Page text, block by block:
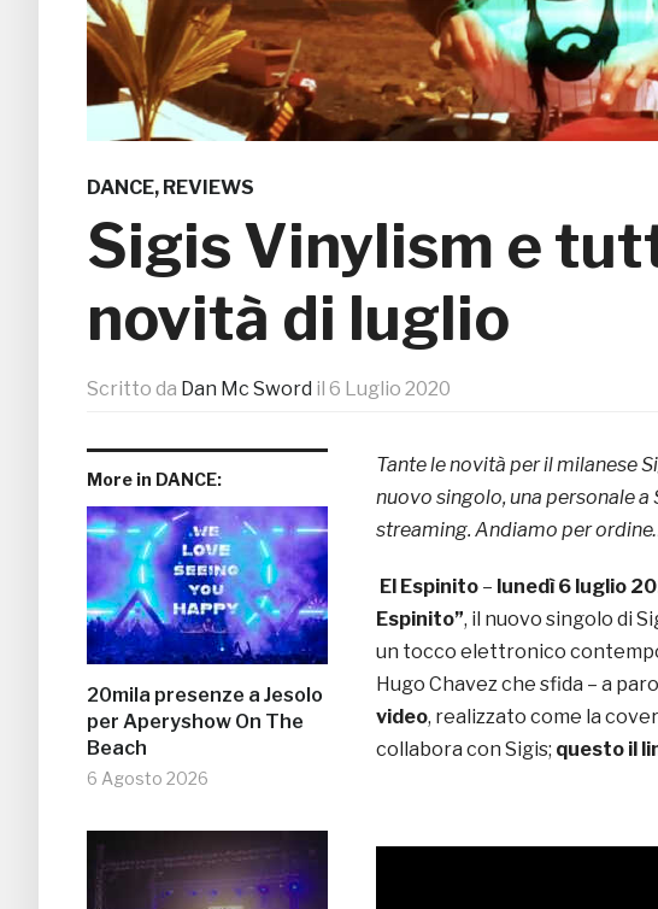
DANCE, REVIEWS
Sigis Vinylism e
novità di luglio
Scritto da Dan Mc Sword il 6 Luglio 2020
More in DANCE:
20mila presenze a Jesolo
per Aperyshow On The
Beach
6 Agosto 2026
Tante le novità per il milanese
nuovo singolo, una personale
streaming. Andiamo per
El Espinito – lunedì 6 luglio
Espinito”, il nuovo singolo di
un tocco elettronico
Hugo Chavez che sfida – a
video, realizzato come la
collabora con Sigis; questo il